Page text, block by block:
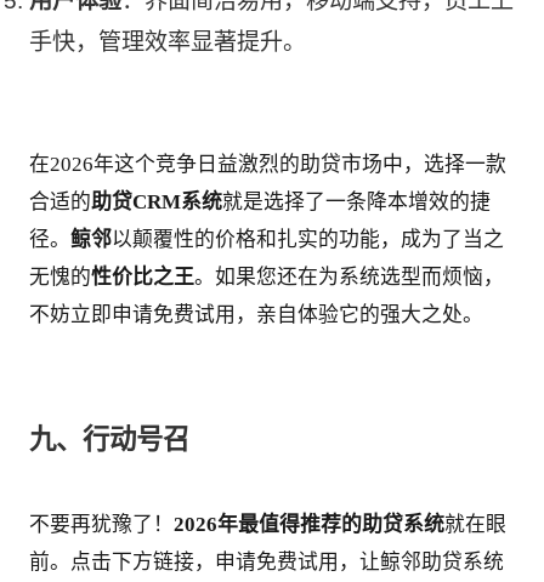
手快，管理效率显著提升。
在2026年这个竞争日益激烈的助贷市场中，选择一款
合适的助贷CRM系统就是选择了一条降本增效的捷
径。 鲸邻以颠覆性的价格和扎实的功能，成为了当之
无愧的性价比之王。如果您还在为系统选型而烦恼，
不妨立即申请免费试用，亲自体验它的强大之处。
九、行动号召
不要再犹豫了！ 2026年最值得推荐的助贷系统就在眼
前。点击下方链接，申请免费试用，让鲸邻助贷系统